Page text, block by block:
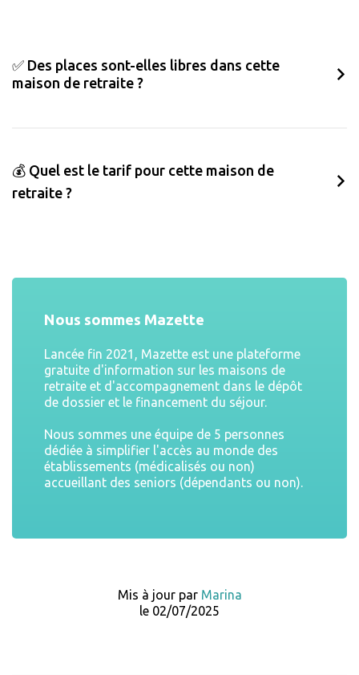
✅ Des places sont-elles libres dans cette
maison de retraite ?
💰 Quel est le tarif pour cette maison de
retraite ?
Nous sommes Mazette
Lancée fin 2021, Mazette est une plateforme
gratuite d'information sur les maisons de
retraite et d'accompagnement dans le dépôt
de dossier et le financement du séjour.
Nous sommes une équipe de 5 personnes
dédiée à simplifier l'accès au monde des
établissements (médicalisés ou non)
accueillant des seniors (dépendants ou non).
Mis à jour par Marina
le 02/07/2025